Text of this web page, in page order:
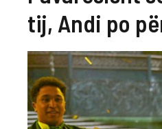
tij, Andi po